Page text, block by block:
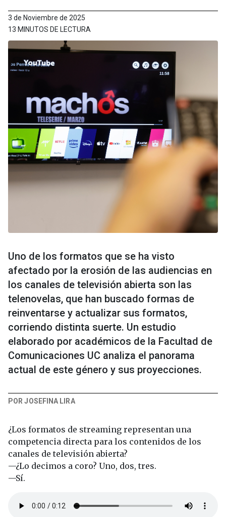
3 de Noviembre de 2025
13 MINUTOS DE LECTURA
Uno de los formatos que se ha visto
afectado por la erosión de las audiencias en
los canales de televisión abierta son las
telenovelas, que han buscado formas de
reinventarse y actualizar sus formatos,
corriendo distinta suerte. Un estudio
elaborado por académicos de la Facultad de
Comunicaciones UC analiza el panorama
actual de este género y sus proyecciones.
POR JOSEFINA LIRA
¿Los formatos de streaming representan una
competencia directa para los contenidos de los
canales de televisión abierta?
—¿Lo decimos a coro? Uno, dos, tres.
—Sí.